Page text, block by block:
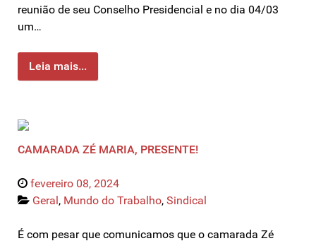
reunião de seu Conselho Presidencial e no dia 04/03
um…
Leia mais...
CAMARADA ZÉ MARIA, PRESENTE!
fevereiro 08, 2024
Geral, Mundo do Trabalho, Sindical
É com pesar que comunicamos que o camarada Zé